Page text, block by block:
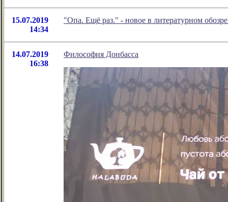
15.07.2019
14:34
"Опа. Ещё раз." - новое в литературном
14.07.2019
16:38
Философия Донбасса